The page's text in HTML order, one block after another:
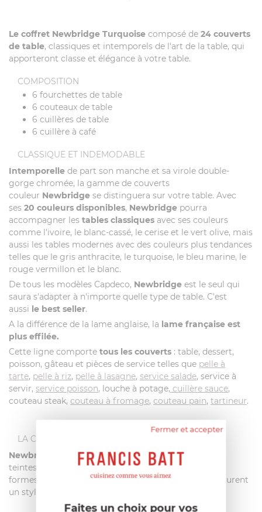
Le coffret Newbridge Turquoise composé de 24 couverts
de table, classiques et intemporels de l'art de la table, qui
apporteront classe et élégance à votre table.
COMPOSITION
6 fourchettes de table
6 couteaux de table
6 cuillères de table
6 cuillère à café
CLASSIQUE ET INDEMODABLE
Intemporelle de part son manche et sa virole double-
gorge chromée, la gamme de couverts
couleur Newbridge se distinguera sur votre table. Avec
ses 20 couleurs disponibles, Newbridge pourra
accompagner les tables classiques avec ses couleurs
comme l'ivoire, le blanc-cassé, le cerise et le vert olive, mais
aussi les tables modernes avec des couleurs plus tendances
telles que le gris anthracite, le turquoise, le bleu marine, le
rouge vermillon et le blanc.
De tous les modèles Capdeco, Newbridge est le seul qui
saura s'adapter à n'importe quelle type de table. C'est
aussi le best seller.
A la différence de la lame anglaise, la lame française est
plus effilée.
Cette ligne comporte tous les couverts : table, dessert,
poisson, gâteau et pièces de service telles que pelle à
tarte, pelle à riz, pelle à lasagne, service salade, service à
servir, service poisson, louche à potage, cuillère sauce,
couteau steak, couteau à fromage, couteau pain, tartineur.
LA COLLECTION NEWBRIDGE
Newbridge
est unecollectionpolyvalente avec ses
teintes
colorées.Moulés dans des
formes
ergonomiquesles couvertsNewbridge
procurent
un style
Fermer et accepter
Faites un choix pour vos